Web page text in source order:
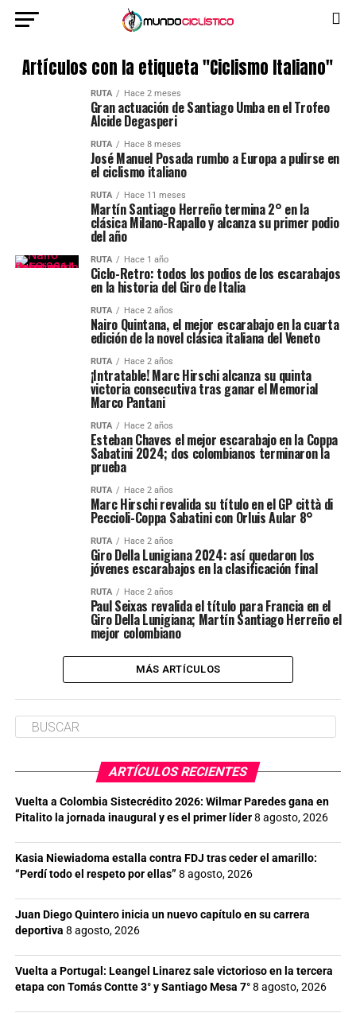
Artículos con la etiqueta "Ciclismo Italiano"
RUTA Hace 2 meses
Gran actuación de Santiago Umba en el Trofeo
Alcide Degasperi
RUTA Hace 8 meses
José Manuel Posada rumbo a Europa a pulirse en
el ciclismo italiano
RUTA Hace 11 meses
Martín Santiago Herreño termina 2° en la
clásica Milano-Rapallo y alcanza su primer podio
del año
RUTA Hace 1 año
Ciclo-Retro: todos los podios de los escarabajos
en la historia del Giro de Italia
RUTA Hace 2 años
Nairo Quintana, el mejor escarabajo en la cuarta
edición de la novel clásica italiana del Veneto
RUTA Hace 2 años
¡Intratable! Marc Hirschi alcanza su quinta
victoria consecutiva tras ganar el Memorial
Marco Pantani
RUTA Hace 2 años
Esteban Chaves el mejor escarabajo en la Coppa
Sabatini 2024; dos colombianos terminaron la
prueba
RUTA Hace 2 años
Marc Hirschi revalida su título en el GP città di
Peccioli-Coppa Sabatini con Orluis Aular 8°
RUTA Hace 2 años
Giro Della Lunigiana 2024: así quedaron los
jóvenes escarabajos en la clasificación final
RUTA Hace 2 años
Paul Seixas revalida el título para Francia en el
Giro Della Lunigiana; Martín Santiago Herreño el
mejor colombiano
MÁS ARTÍCULOS
ARTÍCULOS RECIENTES
Vuelta a Colombia Sistecrédito 2026: Wilmar Paredes gana en
Pitalito la jornada inaugural y es el primer líder8 agosto, 2026
Kasia Niewiadoma estalla contra FDJ tras ceder el amarillo:
“Perdí todo el respeto por ellas” 8 agosto, 2026
Juan Diego Quintero inicia un nuevo capítulo en su carrera
deportiva 8 agosto, 2026
Vuelta a Portugal: Leangel Linarez sale victorioso en la tercera
etapa con Tomás Contte 3° y Santiago Mesa 7°8 agosto, 2026